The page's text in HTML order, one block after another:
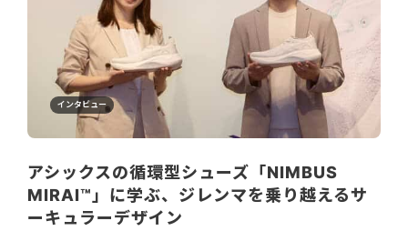
インタビュー
アシックスの循環型シューズ「NIMBUS
MIRAI™」に学ぶ、ジレンマを乗り越えるサ
ーキュラーデザイン